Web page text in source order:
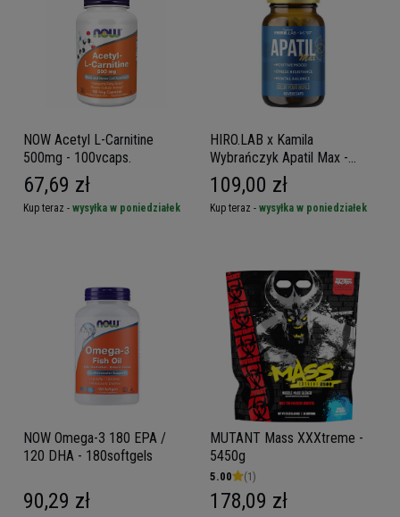
NOW Acetyl L-Carnitine
500mg - 100vcaps.
67,69 zł
Kup teraz - wysyłka w poniedziałek
HIRO.LAB x Kamila
Wybrańczyk Apatil Max -
60vcaps
109,00 zł
Kup teraz - wysyłka w poniedziałek
NOW Omega-3 180 EPA /
120 DHA - 180softgels
90,29 zł
MUTANT Mass XXXtreme -
5450g
5.00 (1)
178,09 zł